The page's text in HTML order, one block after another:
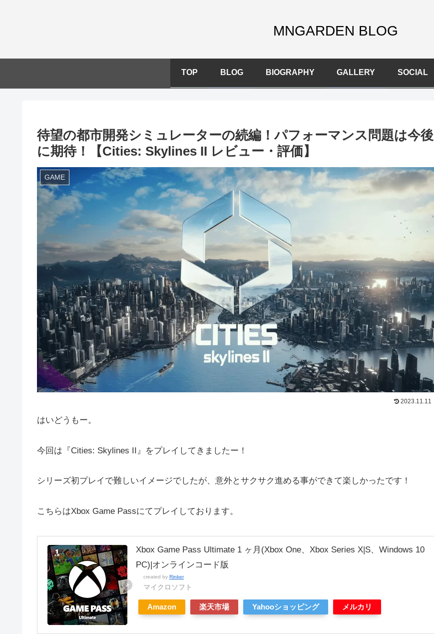
MNGARDEN BLOG
TOP BLOG BIOGRAPHY GALLERY SOCIAL
待望の都市開発シミュレーターの続編！パフォーマンス問題は今後
に期待！【Cities: Skylines II レビュー・評価】
GAME
2023.11.11
はいどうもー。
今回は『Cities: Skylines II』をプレイしてきましたー！
シリーズ初プレイで難しいイメージでしたが、意外とサクサク進める事ができて楽しかったです！
こちらはXbox Game Passにてプレイしております。
Xbox Game Pass Ultimate 1 ヶ月(Xbox One、Xbox Series X|S、Windows 10
PC)|オンラインコード版
created by Rinker
マイクロソフト
Amazon 楽天市場 Yahooショッピング メルカリ